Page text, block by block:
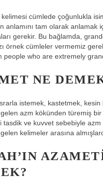
cümlede çoğunlukla
anlamını tam olarak anlamak
gerekir. Bu bağlamda,
örnek cümleler vermemiz
people who are extremely
NE
istemek, kastetmek,
azm kökünden türemiş bir
tasdik ve kuvvet sebebiyle azm
kelimeler arasına